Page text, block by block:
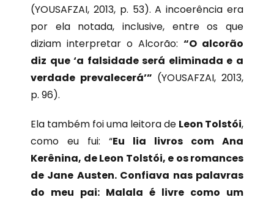
(YOUSAFZAI, 2013, p. 53). A incoerência era
por ela notada, inclusive, entre os que
diziam interpretar o Alcorão: “O alcorão
diz que ‘a falsidade será eliminada e a
verdade prevalecerá’” (YOUSAFZAI, 2013,
p. 96).
Ela também foi uma leitora de Leon Tolstói,
como eu fui: “Eu lia livros com Ana
Kerênina, de Leon Tolstói, e os romances
de Jane Austen. Confiava nas palavras
do meu pai: Malala é livre como um